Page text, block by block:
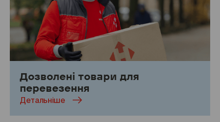
Дозволені товари для
перевезення
Детальніше